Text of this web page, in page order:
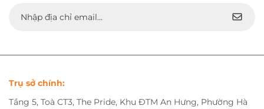
Trụ sở chính:
Tầng 5, Toà CT3, The Pride, Khu ĐTM An Hưng, Phường Hà